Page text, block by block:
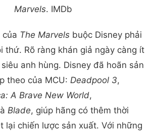
Marvels. IMDb
của The Marvels buộc Disney phải
thứ. Rõ ràng khán giả ngày càng ít
anh hùng. Disney đã hoãn sản
theo của MCU: Deadpool 3,
A Brave New World,
Blade, giúp hãng có thêm thời
lại chiến lược sản xuất. Với những